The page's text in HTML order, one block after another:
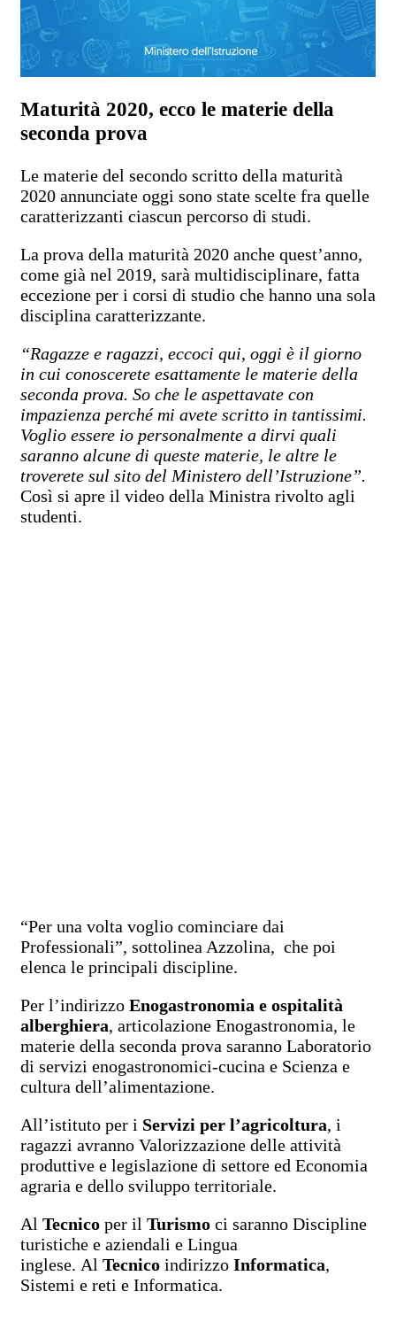
Maturità 2020, ecco le materie della
seconda prova
Le materie del secondo scritto della maturità
2020 annunciate oggi sono state scelte fra quelle
caratterizzanti ciascun percorso di studi.
La prova della maturità 2020 anche quest’anno,
come già nel 2019, sarà multidisciplinare, fatta
eccezione per i corsi di studio che hanno una sola
disciplina caratterizzante.
“Ragazze e ragazzi, eccoci qui, oggi è il giorno
in cui conoscerete esattamente le materie della
seconda prova. So che le aspettavate con
impazienza perché mi avete scritto in tantissimi.
Voglio essere io personalmente a dirvi quali
saranno alcune di queste materie, le altre le
troverete sul sito del Ministero dell’Istruzione”.
Così si apre il video della Ministra rivolto agli
studenti.
“Per una volta voglio cominciare dai
Professionali”, sottolinea Azzolina, che poi
elenca le principali discipline.
Per l’indirizzo Enogastronomia e ospitalità
alberghiera, articolazione Enogastronomia, le
materie della seconda prova saranno Laboratorio
di servizi enogastronomici-cucina e Scienza e
cultura dell’alimentazione.
All’istituto per i Servizi per l’agricoltura, i
ragazzi avranno Valorizzazione delle attività
produttive e legislazione di settore ed Economia
agraria e dello sviluppo territoriale.
Al Tecnico per il Turismo ci saranno Discipline
turistiche e aziendali e Lingua
inglese. Al Tecnico indirizzo Informatica,
Sistemi e reti e Informatica.